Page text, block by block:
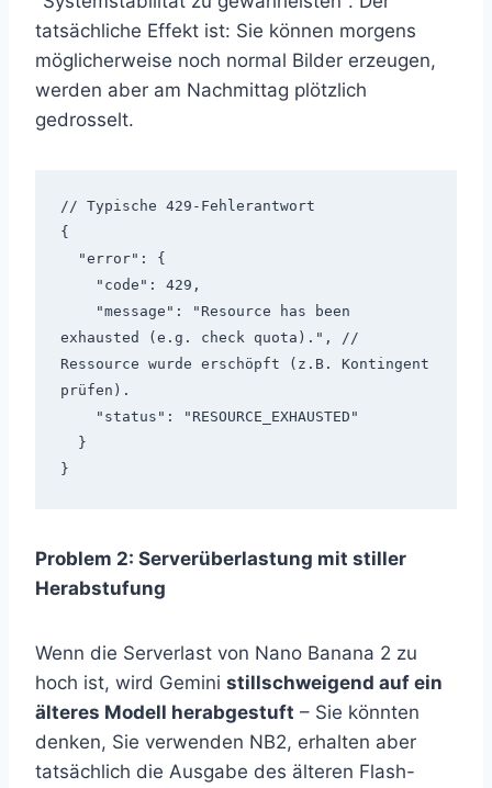
tatsächliche Effekt ist: Sie können morgens
möglicherweise noch normal Bilder erzeugen,
werden aber am Nachmittag plötzlich
gedrosselt.
// Typische 429-Fehlerantwort
{
exhausted (e.g. check quota).", //
Ressource wurde erschöpft (z.B. Kontingent
prüfen).
Problem 2: Serverüberlastung mit stiller
Herabstufung
Wenn die Serverlast von Nano Banana 2 zu
hoch ist, wird Gemini stillschweigend auf ein
älteres Modell herabgestuft – Sie könnten
denken, Sie verwenden NB2, erhalten aber
tatsächlich die Ausgabe des älteren Flash-